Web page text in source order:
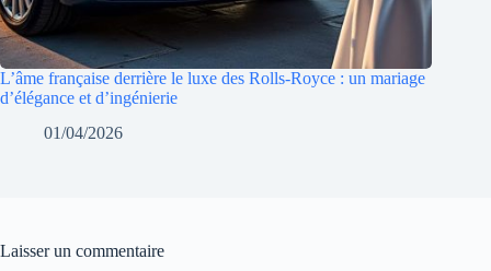
L’âme française derrière le luxe des Rolls-Royce : un mariage
d’élégance et d’ingénierie
01/04/2026
Laisser un commentaire